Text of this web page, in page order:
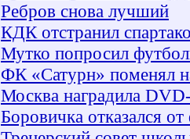
Ребров снова лучший
КДК отстранил
Мутко попросил
ФК «Сатурн» поменял
Москва наградила
Боровичка отказался